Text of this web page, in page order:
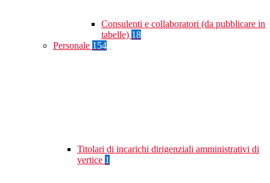
Consulenti e collaboratori (da pubblicare in
tabelle) 18
Personale 154
Titolari di incarichi dirigenziali amministrativi di
vertice 1